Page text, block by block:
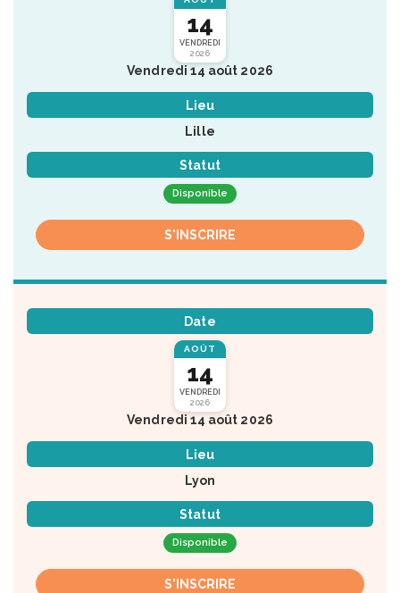
14
VENDREDI
2026
Vendredi 14 août 2026
Lieu
Lille
Statut
Disponible
S'INSCRIRE
Date
AOÛT
14
VENDREDI
2026
Vendredi 14 août 2026
Lieu
Lyon
Statut
Disponible
S'INSCRIRE